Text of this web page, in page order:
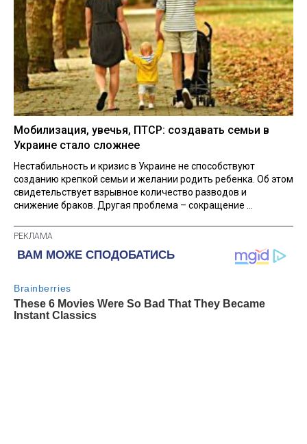
Мобилизация, увечья, ПТСР: создавать семьи в
Украине стало сложнее
Нестабильность и кризис в Украине не способствуют
созданию крепкой семьи и желании родить ребенка. Об этом
свидетельствует взрывное количество разводов и
снижение браков. Другая проблема – сокращение ...